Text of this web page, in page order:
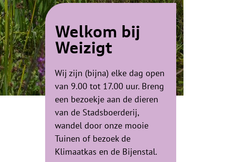
Welkom bij
Weizigt
Wij zijn (bijna) elke dag open
van 9.00 tot 17.00 uur. Breng
een bezoekje aan de dieren
van de Stadsboerderij,
wandel door onze mooie
Tuinen of bezoek de
Klimaatkas en de Bijenstal.